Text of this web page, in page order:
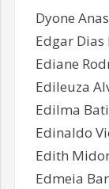
Dyone
Edgar Dias
Ediane
Edileuza
Edilma
Edinaldo
Edith
Edmeia